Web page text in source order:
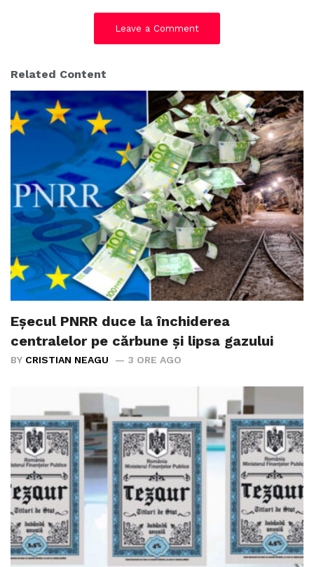
Leave a Comment
Related Content
Eșecul PNRR duce la închiderea
centralelor pe cărbune și lipsa gazului
BY CRISTIAN NEAGU 3 ORE AGO